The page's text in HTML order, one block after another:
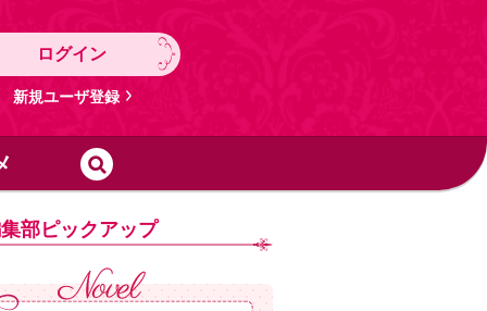
ログイン
新規ユーザ登録
部ピックアップ